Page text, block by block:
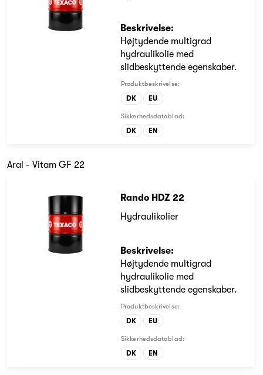
Beskrivelse:
Højtydende multigrad
hydraulikolie med
slidbeskyttende egenskaber.
Produktbeskrivelse:
DK EU
Sikkerhedsdatablad:
DK EN
Aral - Vitam GF 22
Rando HDZ 22
Hydraulikolier
Beskrivelse:
Højtydende multigrad
hydraulikolie med
slidbeskyttende egenskaber.
Produktbeskrivelse:
DK EU
Sikkerhedsdatablad:
DK EN